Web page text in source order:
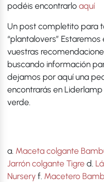
podéis encontrarloaquí
Un post completito para
“plantalovers”
vuestras
buscando información
dejamos por aquí una
encontrarás en
verde.
a. Maceta colgante
Jarrón colgante Tigred.
Nurseryf. Macetero